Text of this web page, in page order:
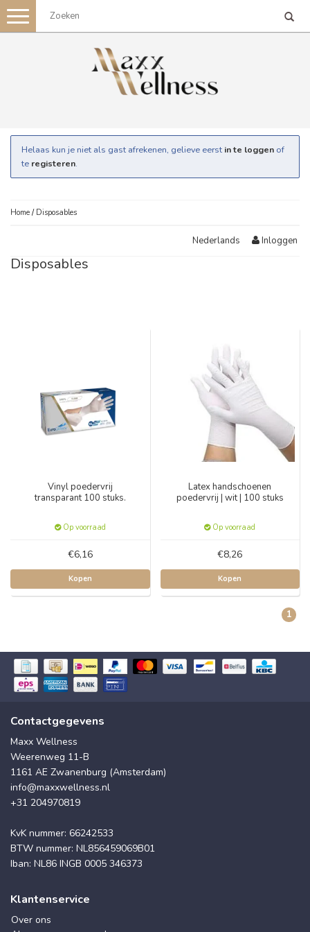
Toggle
navigation
Helaas kun je niet als gast afrekenen, gelieve eerst in te loggen of
te registeren.
Home / Disposables
Nederlands Inloggen
Disposables
Vinyl poedervrij
transparant 100 stuks.
Op voorraad
€6,16
Kopen
Latex handschoenen
poedervrij | wit | 100 stuks
Op voorraad
€8,26
Kopen
1
Contactgegevens
Maxx Wellness
Weerenweg 11-B
1161 AE Zwanenburg (Amsterdam)
info@maxxwellness.nl
+31 204970819
KvK nummer: 66242533
BTW nummer: NL856459069B01
Iban: NL86 INGB 0005 346373
Klantenservice
Over ons